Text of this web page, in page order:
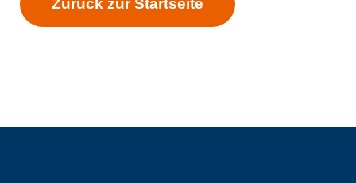
Zurück zur Startseite